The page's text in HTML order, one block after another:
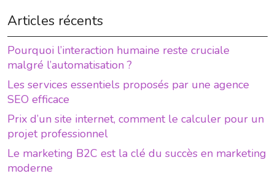
Articles récents
Pourquoi l’interaction humaine reste cruciale
malgré l’automatisation ?
Les services essentiels proposés par une agence
SEO efficace
Prix d’un site internet, comment le calculer pour un
projet professionnel
Le marketing B2C est la clé du succès en marketing
moderne